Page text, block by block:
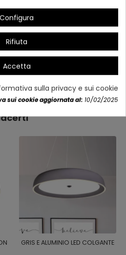
del prodotto
GRIS E ALUMINIO LED COLGANTE
Configura
Rifiuta
Accetta
sulla privacy e sui cookie
sui cookie aggiornata al: 10/02/2025